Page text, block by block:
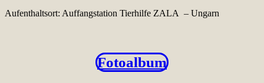
Aufenthaltsort: Auffangstation Tierhilfe ZALA – Ungarn
Fotoalbum